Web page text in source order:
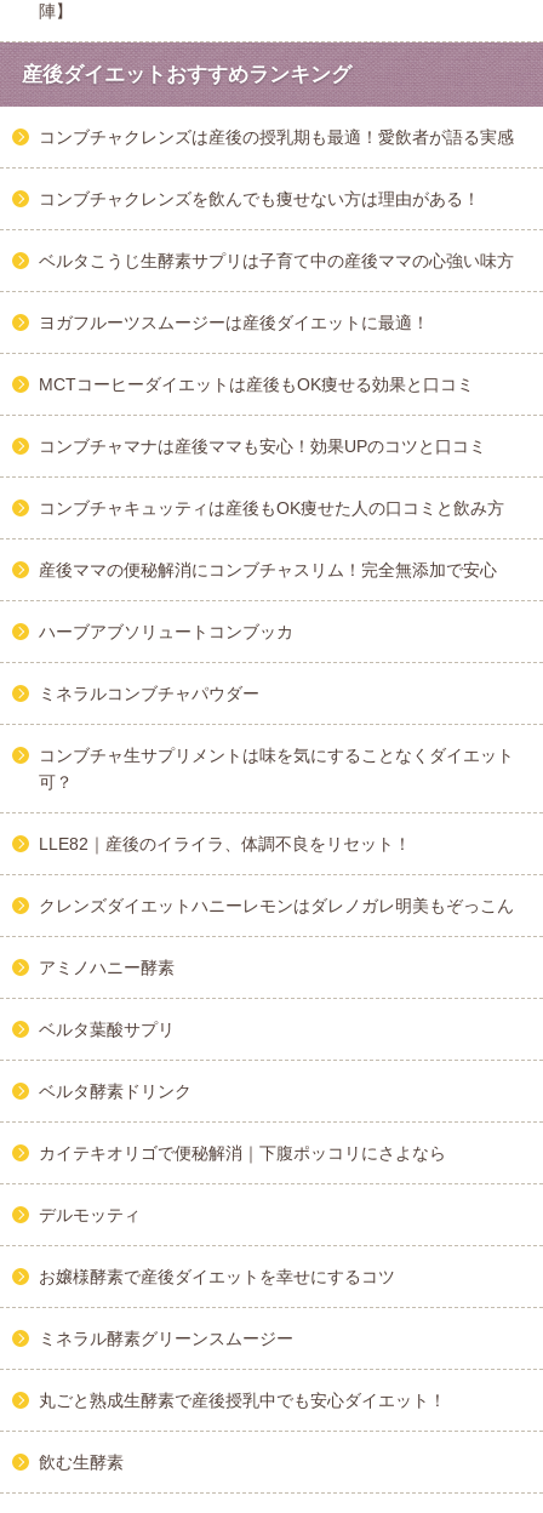
陣】
産後ダイエットおすすめランキング
コンブチャクレンズは産後の授乳期も最適！愛飲者が語る実感
コンブチャクレンズを飲んでも痩せない方は理由がある！
ベルタこうじ生酵素サプリは子育て中の産後ママの心強い味方
ヨガフルーツスムージーは産後ダイエットに最適！
MCTコーヒーダイエットは産後もOK痩せる効果と口コミ
コンブチャマナは産後ママも安心！効果UPのコツと口コミ
コンブチャキュッティは産後もOK痩せた人の口コミと飲み方
産後ママの便秘解消にコンブチャスリム！完全無添加で安心
ハーブアブソリュートコンブッカ
ミネラルコンブチャパウダー
コンブチャ生サプリメントは味を気にすることなくダイエット
可？
LLE82｜産後のイライラ、体調不良をリセット！
クレンズダイエットハニーレモンはダレノガレ明美もぞっこん
アミノハニー酵素
ベルタ葉酸サプリ
ベルタ酵素ドリンク
カイテキオリゴで便秘解消｜下腹ポッコリにさよなら
デルモッティ
お嬢様酵素で産後ダイエットを幸せにするコツ
ミネラル酵素グリーンスムージー
丸ごと熟成生酵素で産後授乳中でも安心ダイエット！
飲む生酵素